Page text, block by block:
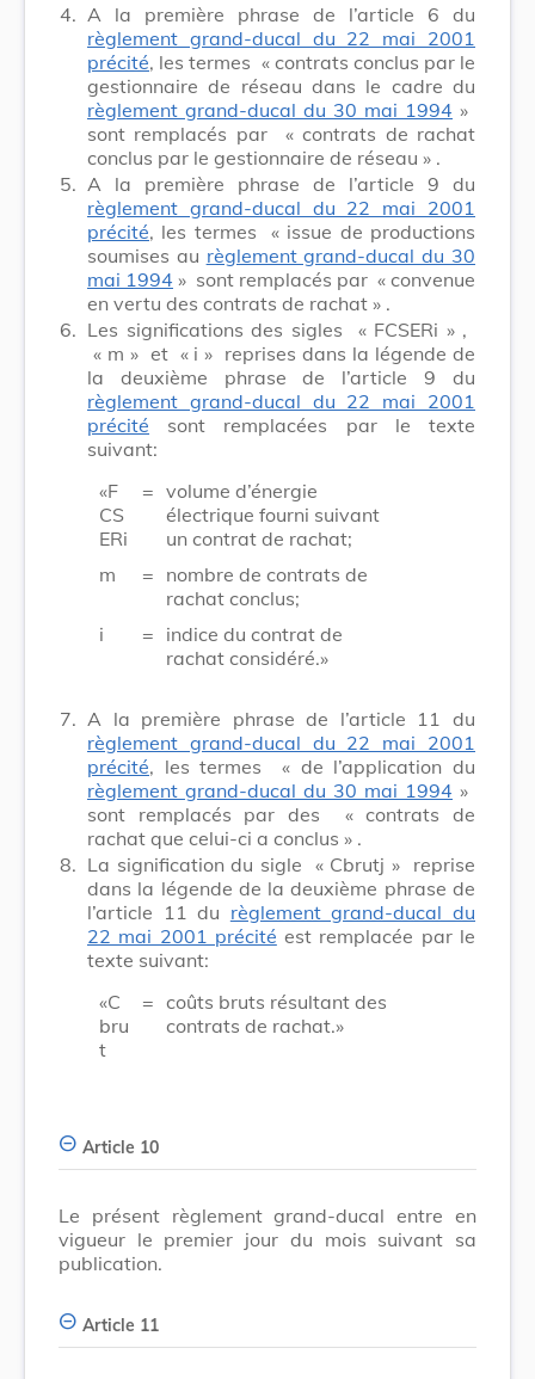
4. A la première phrase de l’article 6 du
règlement grand-ducal du 22 mai 2001
précité, les termes « contrats conclus par le
gestionnaire de réseau dans le cadre du
règlement grand-ducal du 30 mai 1994 »
sont remplacés par
« contrats de rachat
conclus par le gestionnaire de réseau » .
5. A la première phrase de l’article 9 du
règlement grand-ducal du 22 mai 2001
précité, les termes
« issue de productions
soumises au règlement grand-ducal du 30
mai 1994 » sont remplacés par « convenue
en vertu des contrats de rachat » .
6. Les significations des sigles « FCSERi » ,
« m » et « i » reprises dans la légende de
la deuxième phrase de l’article 9 du
règlement grand-ducal du 22 mai 2001
précité sont remplacées par le texte
suivant:
«F
CS
ERi
= volume d’énergie
électrique fourni suivant
un contrat de rachat;
m
= nombre de contrats de
rachat conclus;
i
= indice du contrat de
rachat considéré.»
7. A la première phrase de l’article 11 du
règlement grand-ducal du 22 mai 2001
précité, les termes
« de l’application du
règlement grand-ducal du 30 mai 1994 »
sont remplacés par des
« contrats de
rachat que celui-ci a conclus » .
8. La signification du sigle « Cbrutj » reprise
dans la légende de la deuxième phrase de
l’article 11 du règlement grand-ducal du
22 mai 2001 précité est remplacée par le
texte suivant:
«C
bru
t
= coûts bruts résultant des
contrats de rachat.»
Article 10
Le présent règlement grand-ducal entre en
vigueur le premier jour du mois suivant sa
publication.
Article 11